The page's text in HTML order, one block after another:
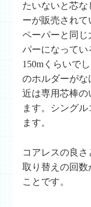
たいないと芯
ーが販売されて
ペーパーと同
パーになってい
150mくらいで
のホルダーが
近は専用芯棒
ます。シング
ます。
コアレスの良さ
取り替えの回
ことです。